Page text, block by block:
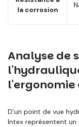
la corrosion
Analyse de
D'un point de vue
Intex représentent